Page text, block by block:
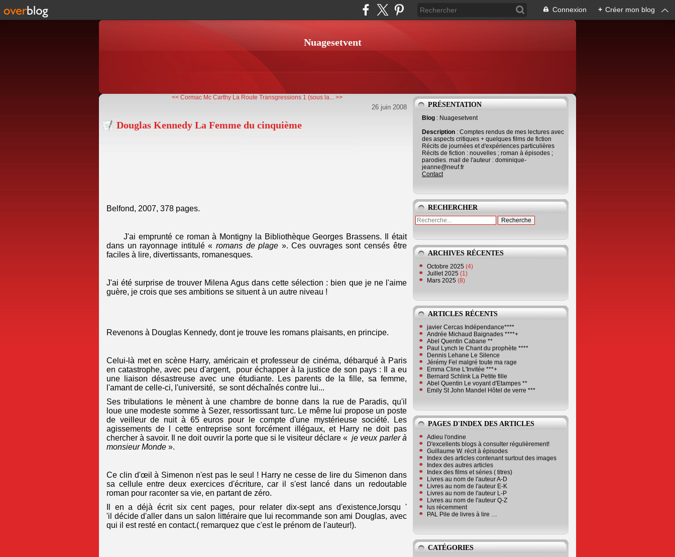
Connexion + Créer mon blog
Nuagesetvent
<< Cormac Mc Carthy La Route Transgressions 1 (sous la... >>
26 juin 2008
Douglas Kennedy La Femme du cinquième
Belfond, 2007, 378 pages.
J'ai emprunté ce roman à Montigny la Bibliothèque Georges Brassens. Il était
dans un rayonnage intitulé « romans de plage ». Ces ouvrages sont censés être
faciles à lire, divertissants, romanesques.
J'ai été surprise de trouver Milena Agus dans cette sélection : bien que je ne l'aime
guère, je crois que ses ambitions se situent à un autre niveau !
Revenons à Douglas Kennedy, dont je trouve les romans plaisants, en principe.
Celui-là met en scène Harry, américain et professeur de cinéma, débarqué à Paris
en catastrophe, avec peu d'argent, pour échapper à la justice de son pays : Il a eu
une liaison désastreuse avec une étudiante. Les parents de la fille, sa femme,
l'amant de celle-ci, l'université, se sont déchaînés contre lui...
Ses tribulations le mènent à une chambre de bonne dans la rue de Paradis, qu'il
loue une modeste somme à Sezer, ressortissant turc. Le même lui propose un poste
de veilleur de nuit à 65 euros pour le compte d'une mystérieuse société. Les
agissements de l cette entreprise sont forcément illégaux, et Harry ne doit pas
chercher à savoir. Il ne doit ouvrir la porte que si le visiteur déclare «je veux parler à
monsieur Monde ».
Ce clin d'œil à Simenon n'est pas le seul ! Harry ne cesse de lire du Simenon dans
sa cellule entre deux exercices d'écriture, car il s'est lancé dans un redoutable
roman pour raconter sa vie, en partant de zéro.
Il en a déjà écrit six cent pages, pour relater dix-sept ans d'existence,lorsqu '
'il décide d'aller dans un salon littéraire que lui recommande son ami Douglas, avec
qui il est resté en contact.( remarquez que c'est le prénom de l'auteur!).
PRÉSENTATION
Blog : Nuagesetvent
Description : Comptes rendus de mes lectures avec
des aspects critiques + quelques films de fiction
Récits de journées et d'expériences particulières
Récits de fiction : nouvelles ; roman à épisodes ;
parodies. mail de l'auteur : dominique-
jeanne@neuf.fr
Contact
RECHERCHER
ARCHIVES RÉCENTES
Octobre 2025 (4)
Juillet 2025 (1)
Mars 2025 (8)
ARTICLES RÉCENTS
javier Cercas Indépendance****
Andrée Michaud Baignades ****+
Abel Quentin Cabane **
Paul Lynch le Chant du prophète ****
Dennis Lehane Le Silence
Jérémy Fel malgré toute ma rage
Emma Cline L'Invitée ***+
Bernard Schlink La Petite fille
Abel Quentin Le voyant d'Etampes **
Emily St John Mandel Hôtel de verre ***
PAGES D'INDEX DES ARTICLES
Adieu l'ondine
D'excellents blogs à consulter régulièrement!
Guillaume W. récit à épisodes
Index des articles contenant surtout des images
Index des autres articles
Index des films et séries ( titres)
Livres au nom de l'auteur A-D
Livres au nom de l'auteur E-K
Livres au nom de l'auteur L-P
Livres au nom de l'auteur Q-Z
lus récemment
PAL Pile de livres à lire …
CATÉGORIES